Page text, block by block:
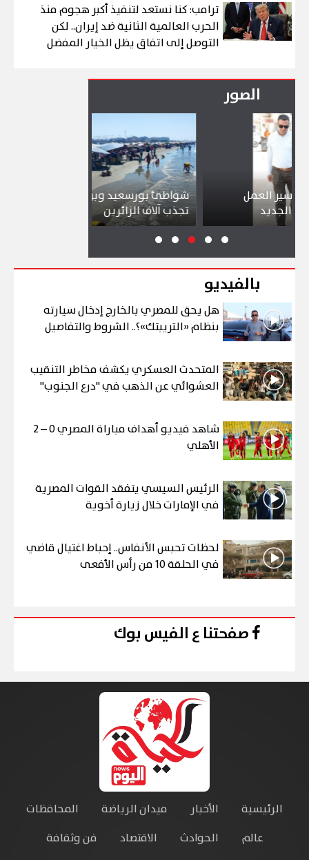
ترامب: كنا نستعد لتنفيذ أكبر هجوم منذ
الحرب العالمية الثانية ضد إيران.. لكن
التوصل إلى اتفاق يظل الخيار المفضل
الصور
شواطئ بورسعيد وبورفؤاد وجبال الملح
تجذب آلاف الزائرين
بالفيديو
هل يحق للمصري بالخارج إدخال سيارته
بنظام «التريبتك»؟.. الشروط والتفاصيل
المتحدث العسكري يكشف مخاطر التنقيب
العشوائي عن الذهب في "درع الجنوب"
شاهد فيديو أهداف مباراة المصري 0 – 2
الأهلي
الرئيس السيسي يتفقد القوات المصرية
في الإمارات خلال زيارة أخوية
لحظات تحبس الأنفاس.. إحباط اغتيال قاضي
في الحلقة 10 من رأس الأفعى
صفحتنا ع الفيس بوك
الرئيسية الأخبار ميدان الرياضة
المحافظات
عالم
الحوادث الاقتصاد
فن وثقافة